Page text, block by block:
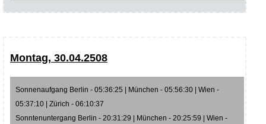
Montag, 30.04.2508
Sonnenaufgang Berlin - 05:36:25 | München - 05:56:30 | Wien -
05:37:10 | Zürich - 06:10:37
Sonntenuntergang Berlin - 20:31:29 | München - 20:25:59 | Wien -